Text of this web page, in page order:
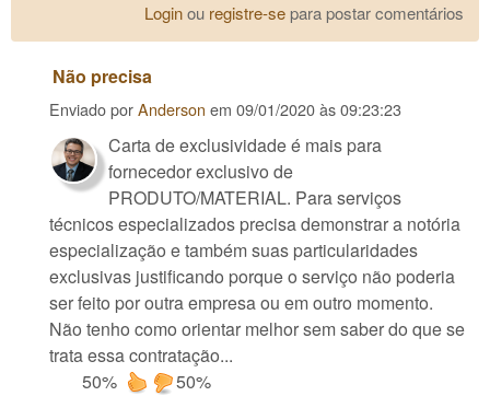
Loginou registre-separa postar comentários
Não precisa
Enviado porAnderson em 09/01/2020 às 09:23:23
Carta de exclusividade é mais para
fornecedor exclusivo de
PRODUTO/MATERIAL. Para serviços
técnicos especializados precisa demonstrar a notória
especialização e também suas particularidades
exclusivas justificando porque o serviço não poderia
ser feito por outra empresa ou em outro momento.
Não tenho como orientar melhor sem saber do que se
trata essa contratação...
50%
50%